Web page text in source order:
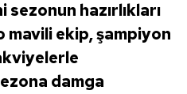
hazırlıkları
ekip, şampiyon
damga